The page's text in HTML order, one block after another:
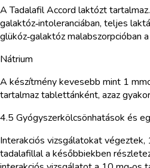
A Tadalafil Accord laktózt
galaktóz‑intoleranciában, teljes
glükóz‑galaktóz malabszorpcióban
Nátrium
A készítmény kevesebb mint 1
tartalmaz tablettánként, azaz
4.5 Gyógyszerkölcsönhatások és
Interakciós vizsgálatokat végeztek,
tadalafillal a későbbiekben